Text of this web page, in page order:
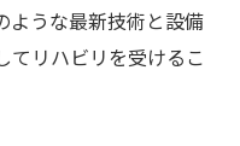
ような最新技術と設備
てリハビリを受けるこ